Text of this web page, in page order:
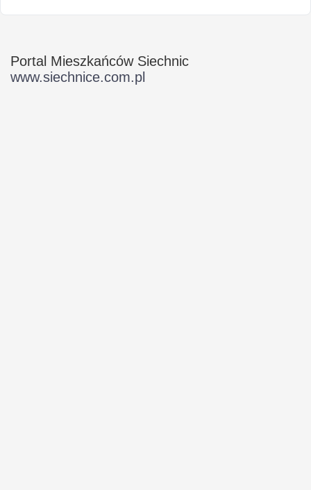
Portal Mieszkańców Siechnic
www.siechnice.com.pl